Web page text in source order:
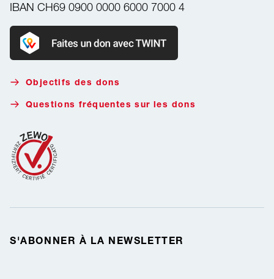
IBAN CH69 0900 0000 6000 7000 4
Faire un don avec Twint
Objectifs des dons
Questions fréquentes sur les dons
S'ABONNER À LA NEWSLETTER